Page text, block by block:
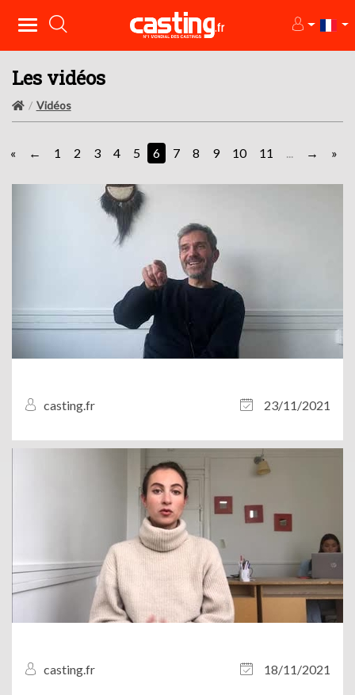
Les vidéos
Vidéos
« 1 2 3 4 5 6 7 8 9 10 11 ... »
casting.fr 23/11/2021
casting.fr
18/11/2021